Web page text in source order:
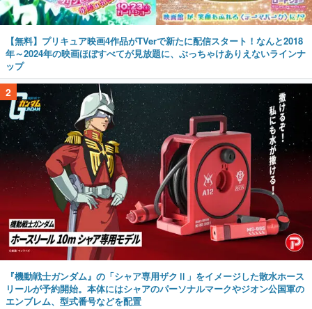
【無料】プリキュア映画4作品がTVerで新たに配信スタート！なんと2018
年～2024年の映画ほぼすべてが見放題に、ぶっちゃけありえないラインナ
ップ
2
『機動戦士ガンダム』の「シャア専用ザクⅡ」をイメージした散水ホース
リールが予約開始。本体にはシャアのパーソナルマークやジオン公国軍の
エンブレム、型式番号などを配置